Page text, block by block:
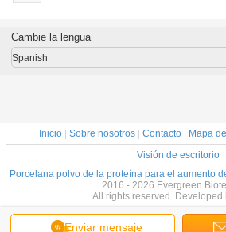
Enviar mensaje
Cambie la lengua
Spanish
Inicio| Sobre nosotros| Contacto| Mapa
Visión de escritorio
Porcelana polvo de la proteína para el aumento
2016 - 2026 Evergreen
All rights reserved. Developed